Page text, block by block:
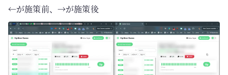
←が施策前、→が施策後